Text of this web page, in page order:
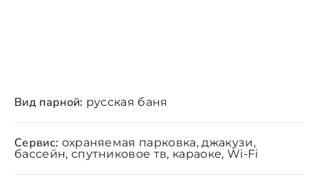
Вид парной: русская баня
Сервис: охраняемая парковка, джакузи,
бассейн, спутниковое тв, караоке, Wi-Fi